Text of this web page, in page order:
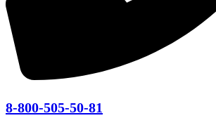
8-800-505-50-81